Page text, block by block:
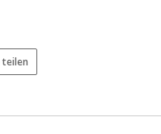
teilen